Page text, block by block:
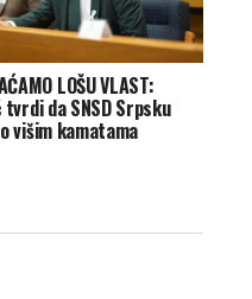
LOŠU VLAST:
da SNSD Srpsku
višim kamatama